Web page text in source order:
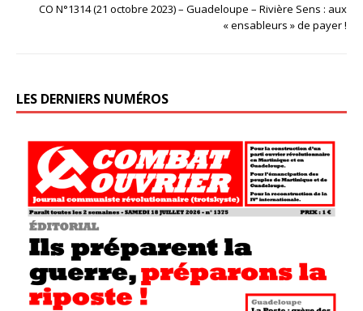
CO N°1314 (21 octobre 2023) – Guadeloupe – Rivière Sens : aux
« ensableurs » de payer !
LES DERNIERS NUMÉROS